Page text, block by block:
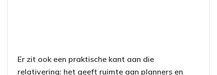
Er zit ook een praktische kant aan die
relativering: het geeft ruimte aan planners en